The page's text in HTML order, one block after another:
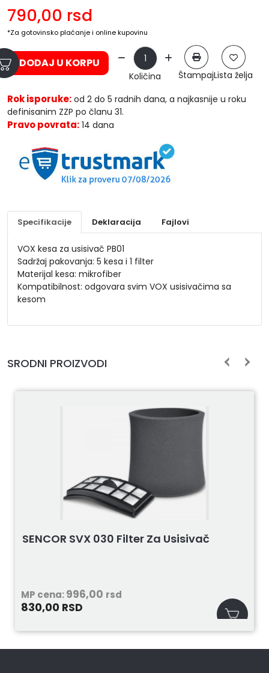
790,00 rsd
*Za gotovinsko plaćanje i online kupovinu
DODAJ U KORPU
Količina ŠtampajLista želja
Rok isporuke: od 2 do 5 radnih dana, a najkasnije u roku
definisanim ZZP po članu 31.
Pravo povrata: 14 dana
Specifikacije Deklaracija Fajlovi
VOX kesa za usisivač PB01
Sadržaj pakovanja: 5 kesa i 1 filter
Materijal kesa: mikrofiber
Kompatibilnost: odgovara svim VOX usisivačima sa
kesom
SRODNI PROIZVODI
SENCOR SVX 030 Filter Za Usisivač
MP cena:996,00 rsd
830,00 RSD